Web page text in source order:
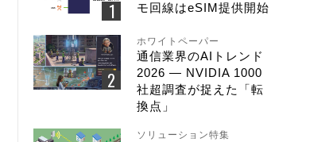
モ回線はeSIM提供開始
ホワイトペーパー
通信業界のAIトレンド
2026 ― NVIDIA 1000
社超調査が捉えた「転
換点」
ソリューション特集